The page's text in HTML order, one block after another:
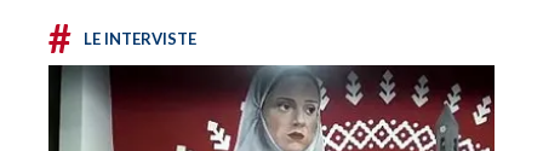
# LE INTERVISTE